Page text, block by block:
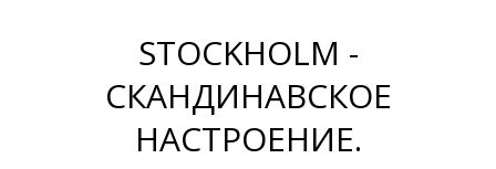
STOCKHOLM -
СКАНДИНАВСКОЕ
НАСТРОЕНИЕ.